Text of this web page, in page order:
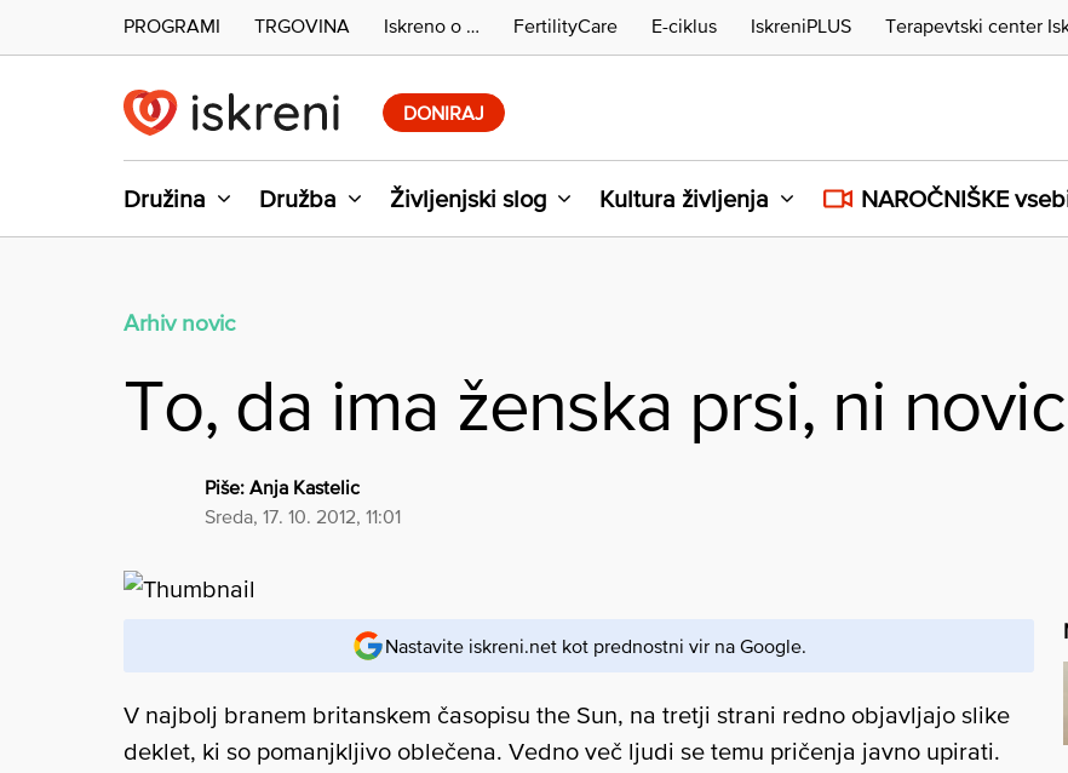
DONIRAJ
Družina Družba Življenjski slog Kultura življenja NAROČNIŠKE
PROGRAMI TRGOVINA Iskreno o … FertilityCare E-ciklus IskreniPLUS Terapevtski center
Arhiv novic
To, da ima ženska prsi, ni
Piše: Anja Kastelic
sreda, 17. 10. 2012, 11:01
Nastavite iskreni.net kot prednostni vir na Google.
V najbolj branem britanskem časopisu the Sun, na tretji strani redno objavljajo slike
deklet, ki so pomanjkljivo oblečena. Vedno več ljudi se temu pričenja javno upirati.